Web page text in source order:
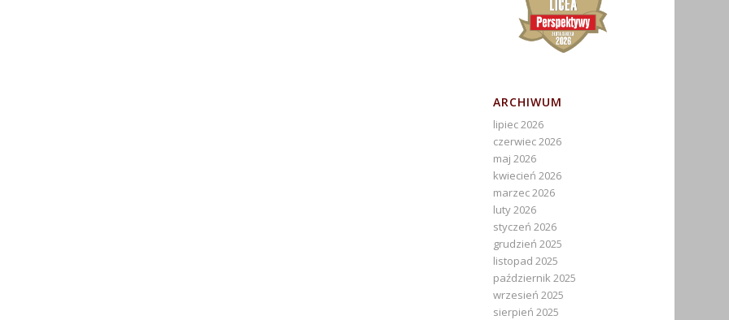
ARCHIWUM
lipiec 2026
czerwiec 2026
maj 2026
kwiecień 2026
marzec 2026
luty 2026
styczeń 2026
grudzień 2025
listopad 2025
październik 2025
wrzesień 2025
sierpień 2025